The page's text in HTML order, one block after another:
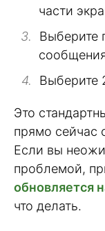
части
Выберите
Выберите
Это
прямо
Если вы
проблемой,
обновляется
что делать.